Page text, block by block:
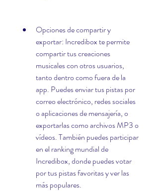
Opciones de compartir y
exportar: Incredibox te permite
compartir tus creaciones
musicales con otros usuarios,
tanto dentro como fuera de la
app. Puedes enviar tus pistas por
correo electrónico, redes sociales
o aplicaciones de mensajería, o
exportarlas como archivos MP3 o
vídeos. También puedes participar
en el ranking mundial de
Incredibox, donde puedes votar
por tus pistas favoritas y ver las
más populares.